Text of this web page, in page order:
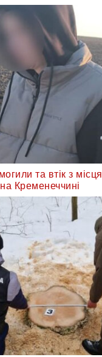
та втік з
Кременеччині